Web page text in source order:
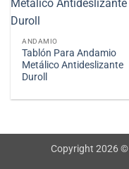
ANDAMIO
Tablón Para Andamio
Metálico Antideslizante
Duroll
Copyright 2026 ©